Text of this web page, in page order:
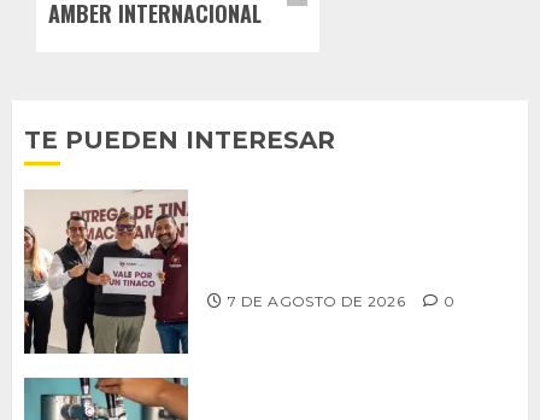
AMBER INTERNACIONAL
TE PUEDEN INTERESAR
7 DE AGOSTO DE 2026 0